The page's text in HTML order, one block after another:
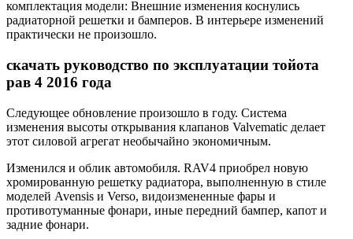
комплектация модели: Внешние изменения коснулись
радиаторной решетки и бамперов. В интерьере изменений
практически не произошло.
скачать руководство по эксплуатации тойота
рав 4 2016 года
Следующее обновление произошло в году. Система
изменения высоты открывания клапанов Valvematic делает
этот силовой агрегат необычайно экономичным.
Изменился и облик автомобиля. RAV4 приобрел новую
хромированную решетку радиатора, выполненную в стиле
моделей Avensis и Verso, видоизмененные фары и
противотуманные фонари, иные передний бампер, капот и
задние фонари.